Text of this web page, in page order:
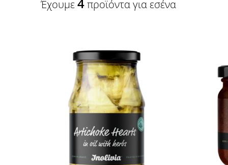
Έχουμε προϊόντα για εσένα